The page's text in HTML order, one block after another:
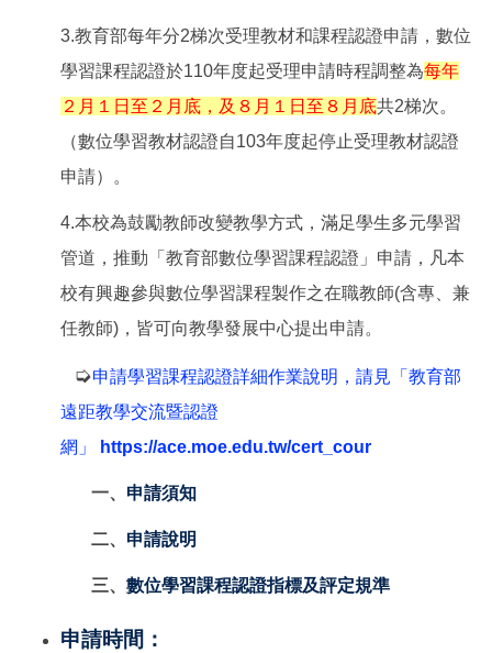
3.教育部每年分2梯次受理教材和課程認證申請，數位
學習課程認證於110年度起受理申請時程調整為每年
２月１日至２月底，及８月１日至８月底共2梯次。
（數位學習教材認證自103年度起停止受理教材認證
申請）。
4.本校為鼓勵教師改變教學方式，滿足學生多元學習
管道，推動「教育部數位學習課程認證」申請，凡本
校有興趣參與數位學習課程製作之在職教師(含專、兼
任教師)，皆可向教學發展中心提出申請。
➭申請學習課程認證詳細作業說明，請見「教育部
遠距教學交流暨認證
網」
https://ace.moe.edu.tw/cert_cour
一、 申請須知
二、 申請說明
三、 數位學習課程認證指標及評定規準
申請時間：